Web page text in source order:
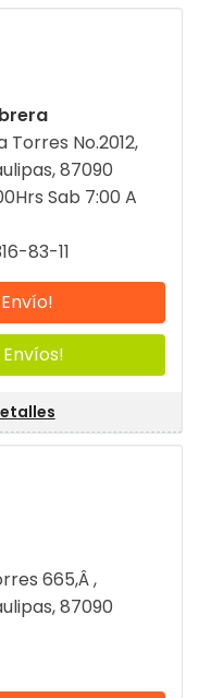
No.2012,
87090
Sab 7:00 A
83-11
665,Â ,
87090